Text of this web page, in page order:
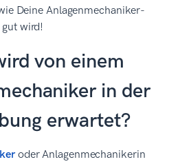
Deine Anlagenmechaniker-
wird!
von einem
in der
erwartet?
oder Anlagenmechanikerin